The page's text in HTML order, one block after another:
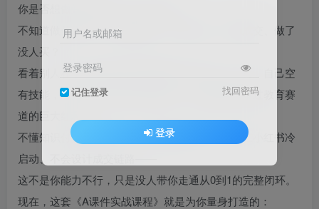
你是否想做知识付费，却一直卡在：
不知道做什么课、不会做课件、不会引流、不会成交、做了
没人买？
看着别人在小红书靠知识付费轻松月入过万、几万，自己空
有技能，却无法变成可售卖的课程，只能眼睁睁错过教育赛
道的巨大红利。
不懂知识付费底层逻辑、不会做爆款课件、不会在小红书冷
启动、不会设计成交链路——
这不是你能力不行，只是没人带你走通从0到1的完整闭环。
现在，这套《A课件实战课程》就是为你量身打造的：
用户名或邮箱
登录密码
记住登录 找回密码
登录